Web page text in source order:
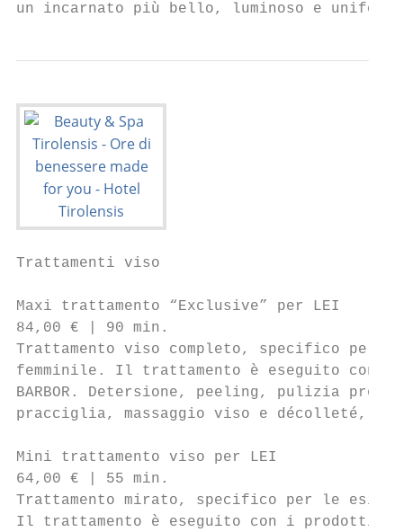
un incarnato più bello, luminoso e
Trattamenti viso
Maxi trattamento “Exclusive” per
84,00 € | 90 min.
Trattamento viso completo, specifico
femminile. Il trattamento è eseguito
BARBOR. Detersione, peeling, pulizia
pracciglia, massaggio viso e décolleté,
Mini trattamento viso per LEI
64,00 € | 55 min.
Trattamento mirato, specifico per le
Il trattamento è eseguito con i prodotti